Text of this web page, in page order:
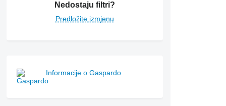
Nedostaju filtri?
Predložite izmjenu
Informacije o Gaspardo